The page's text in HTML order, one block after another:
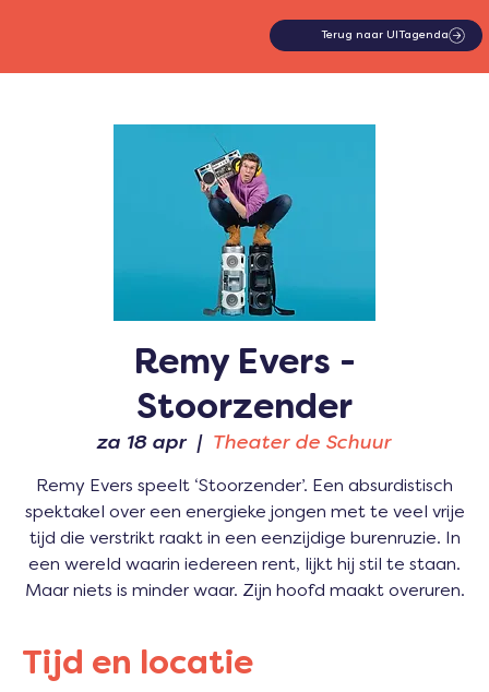
Terug naar UITagenda
Remy Evers -
Stoorzender
za 18 apr
  |
Theater de Schuur
Remy Evers speelt ‘Stoorzender’. Een absurdistisch
spektakel over een energieke jongen met te veel vrije
tijd die verstrikt raakt in een eenzijdige burenruzie. In
een wereld waarin iedereen rent, lijkt hij stil te staan.
Tijd en locatie